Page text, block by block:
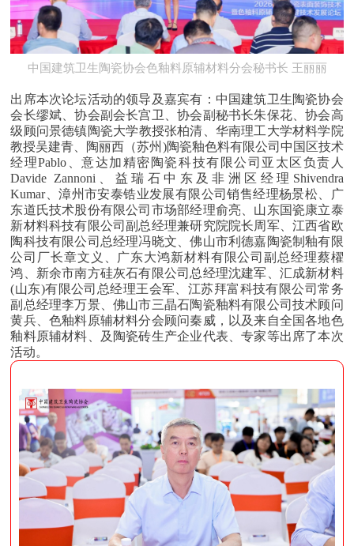
中国建筑卫生陶瓷协会色釉料原辅材料分会秘书长 王丽丽
出席本次论坛活动的领导及嘉宾有：中国建筑卫生陶瓷协会
会长缪斌、协会副会长宫卫、协会副秘书长朱保花、协会高
级顾问景德镇陶瓷大学教授张柏清、华南理工大学材料学院
教授吴建青、陶丽西（苏州 )陶瓷釉色料有限公司中国区技术
经理Pablo、意达加精密陶瓷科技有限公司亚太区负责人
Davide Zannoni、益瑞石中东及非洲区经理Shivendra
Kumar、漳州市安泰锆业发展有限公司销售经理杨景松、广
东道氏技术股份有限公司市场部经理俞亮、山东国瓷康立泰
新材料科技有限公司副总经理兼研究院院长周军、江西省欧
陶科技有限公司总经理冯晓文、佛山市利德嘉陶瓷制釉有限
公司厂长章文义、广东大鸿新材料有限公司副总经理蔡櫂
鸿、新余市南方硅灰石有限公司总经理沈建军、汇成新材料
(山东)有限公司总经理王会军、江苏拜富科技有限公司常务
副总经理李万景、佛山市三晶石陶瓷釉料有限公司技术顾问
黄兵、色釉料原辅材料分会顾问秦威，以及来自全国各地色
釉料原辅材料、及陶瓷砖生产企业代表、专家等出席了本次
活动。